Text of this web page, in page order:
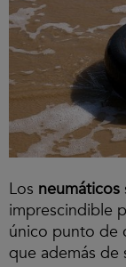
Los neumáticos
imprescindible
único punto de
que además de